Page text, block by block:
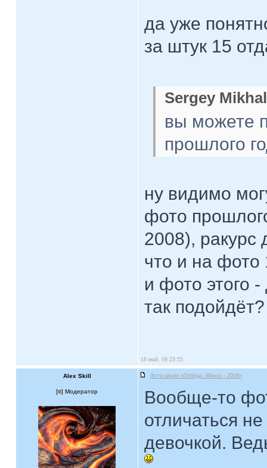
да уже
за штук 15
Sergey
вы можете
прошлого
ну видимо
фото
2008), ракурс
что и на фото
и фото этого
так подойдёт?
18 май, 09 23:55
Alex Skill Фото-акция «Победа. Минск - 2009»
[ ] Модератор
Вообще-то
отличаться
девочкой.